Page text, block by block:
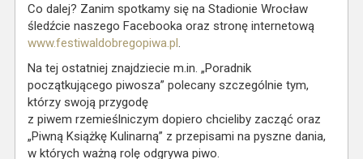
Co dalej? Zanim spotkamy się na Stadionie Wrocław
śledźcie naszego Facebooka oraz stronę internetową
www.festiwaldobregopiwa.pl.
Na tej ostatniej znajdziecie m.in. „Poradnik
początkującego piwosza” polecany szczególnie tym,
którzy swoją przygodę
z piwem rzemieślniczym dopiero chcieliby zacząć oraz
„Piwną Książkę Kulinarną” z przepisami na pyszne dania,
w których ważną rolę odgrywa piwo.